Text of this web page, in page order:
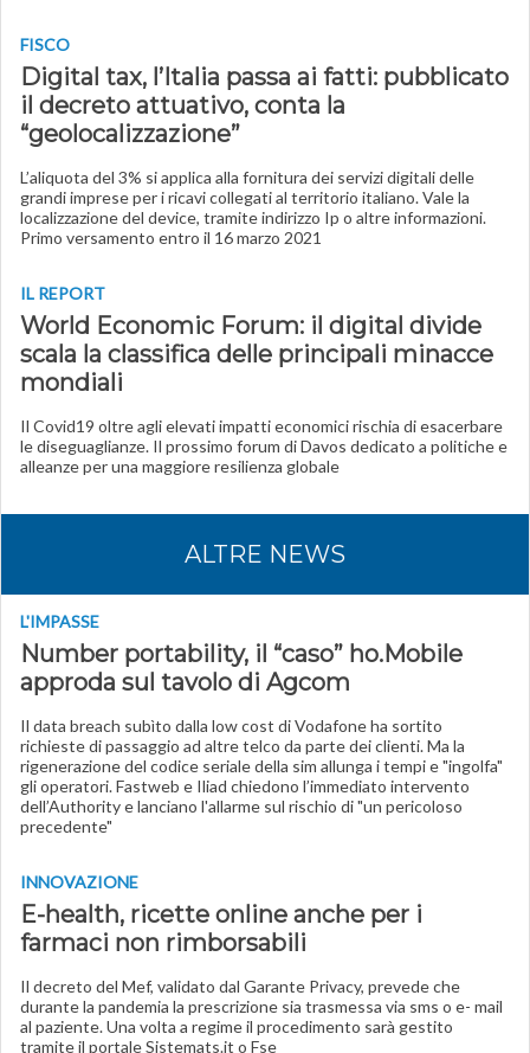
FISCO
Digital tax, l’Italia passa ai fatti: pubblicato
il decreto attuativo, conta la
“geolocalizzazione”
L’aliquota del 3% si applica alla fornitura dei servizi digitali delle
grandi imprese per i ricavi collegati al territorio italiano. Vale la
localizzazione del device, tramite indirizzo Ip o altre informazioni.
Primo versamento entro il 16 marzo 2021
IL REPORT
World Economic Forum: il digital divide
scala la classifica delle principali minacce
mondiali
Il Covid19 oltre agli elevati impatti economici rischia di esacerbare
le diseguaglianze. Il prossimo forum di Davos dedicato a politiche e
alleanze per una maggiore resilienza globale
ALTRE NEWS
L'IMPASSE
Number portability, il “caso” ho.Mobile
approda sul tavolo di Agcom
Il data breach subìto dalla low cost di Vodafone ha sortito
richieste di passaggio ad altre telco da parte dei clienti. Ma la
rigenerazione del codice seriale della sim allunga i tempi e "ingolfa"
gli operatori. Fastweb e Iliad chiedono l’immediato intervento
dell’Authority e lanciano l'allarme sul rischio di "un pericoloso
precedente"
INNOVAZIONE
E-health, ricette online anche per i
farmaci non rimborsabili
Il decreto del Mef, validato dal Garante Privacy, prevede che
durante la pandemia la prescrizione sia trasmessa via sms o e- mail
al paziente. Una volta a regime il procedimento sarà gestito
tramite il portale Sistemats.it o Fse